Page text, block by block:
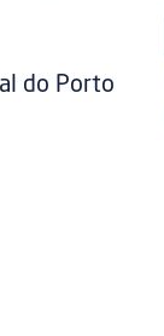
do Porto